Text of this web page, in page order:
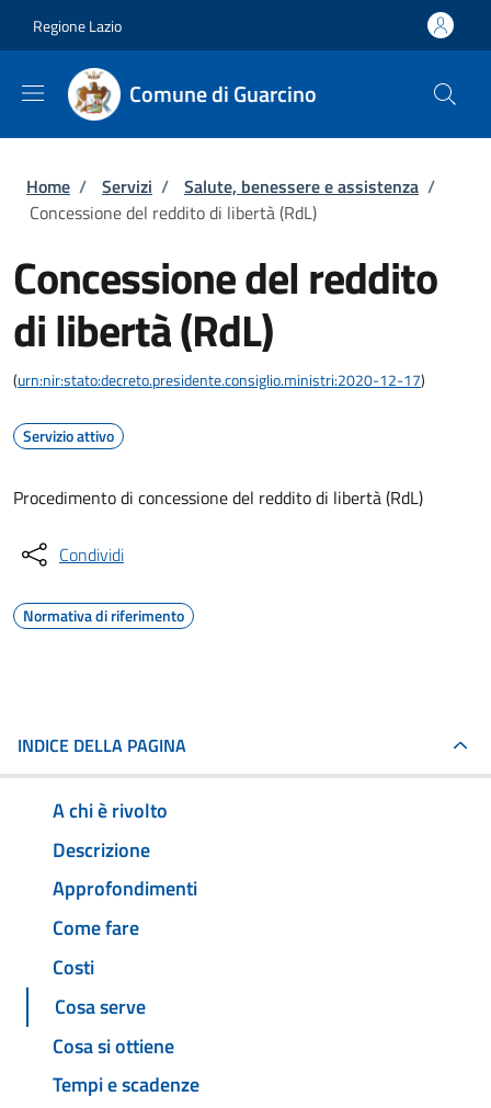
Regione Lazio
Comune di Guarcino
Briciole di pane
Home / Servizi / Salute, benessere e assistenza /
Concessione del reddito di libertà (RdL)
Concessione del reddito
di libertà (RdL)
(urn:nir:stato:decreto.presidente.consiglio.ministri:2020-12-17)
Servizio attivo
Procedimento di concessione del reddito di libertà (RdL)
Condividi
Normativa di riferimento
INDICE DELLA PAGINA
A chi è rivolto
Descrizione
Approfondimenti
Come fare
Costi
Cosa serve
Cosa si ottiene
Tempi e scadenze